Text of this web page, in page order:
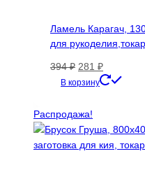
Ламель Карагач,
для
394₽
цена
394 ₽.
281 ₽Текущая
цена:
В корзину
Распродажа!